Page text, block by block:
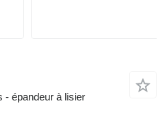
- épandeur à lisier